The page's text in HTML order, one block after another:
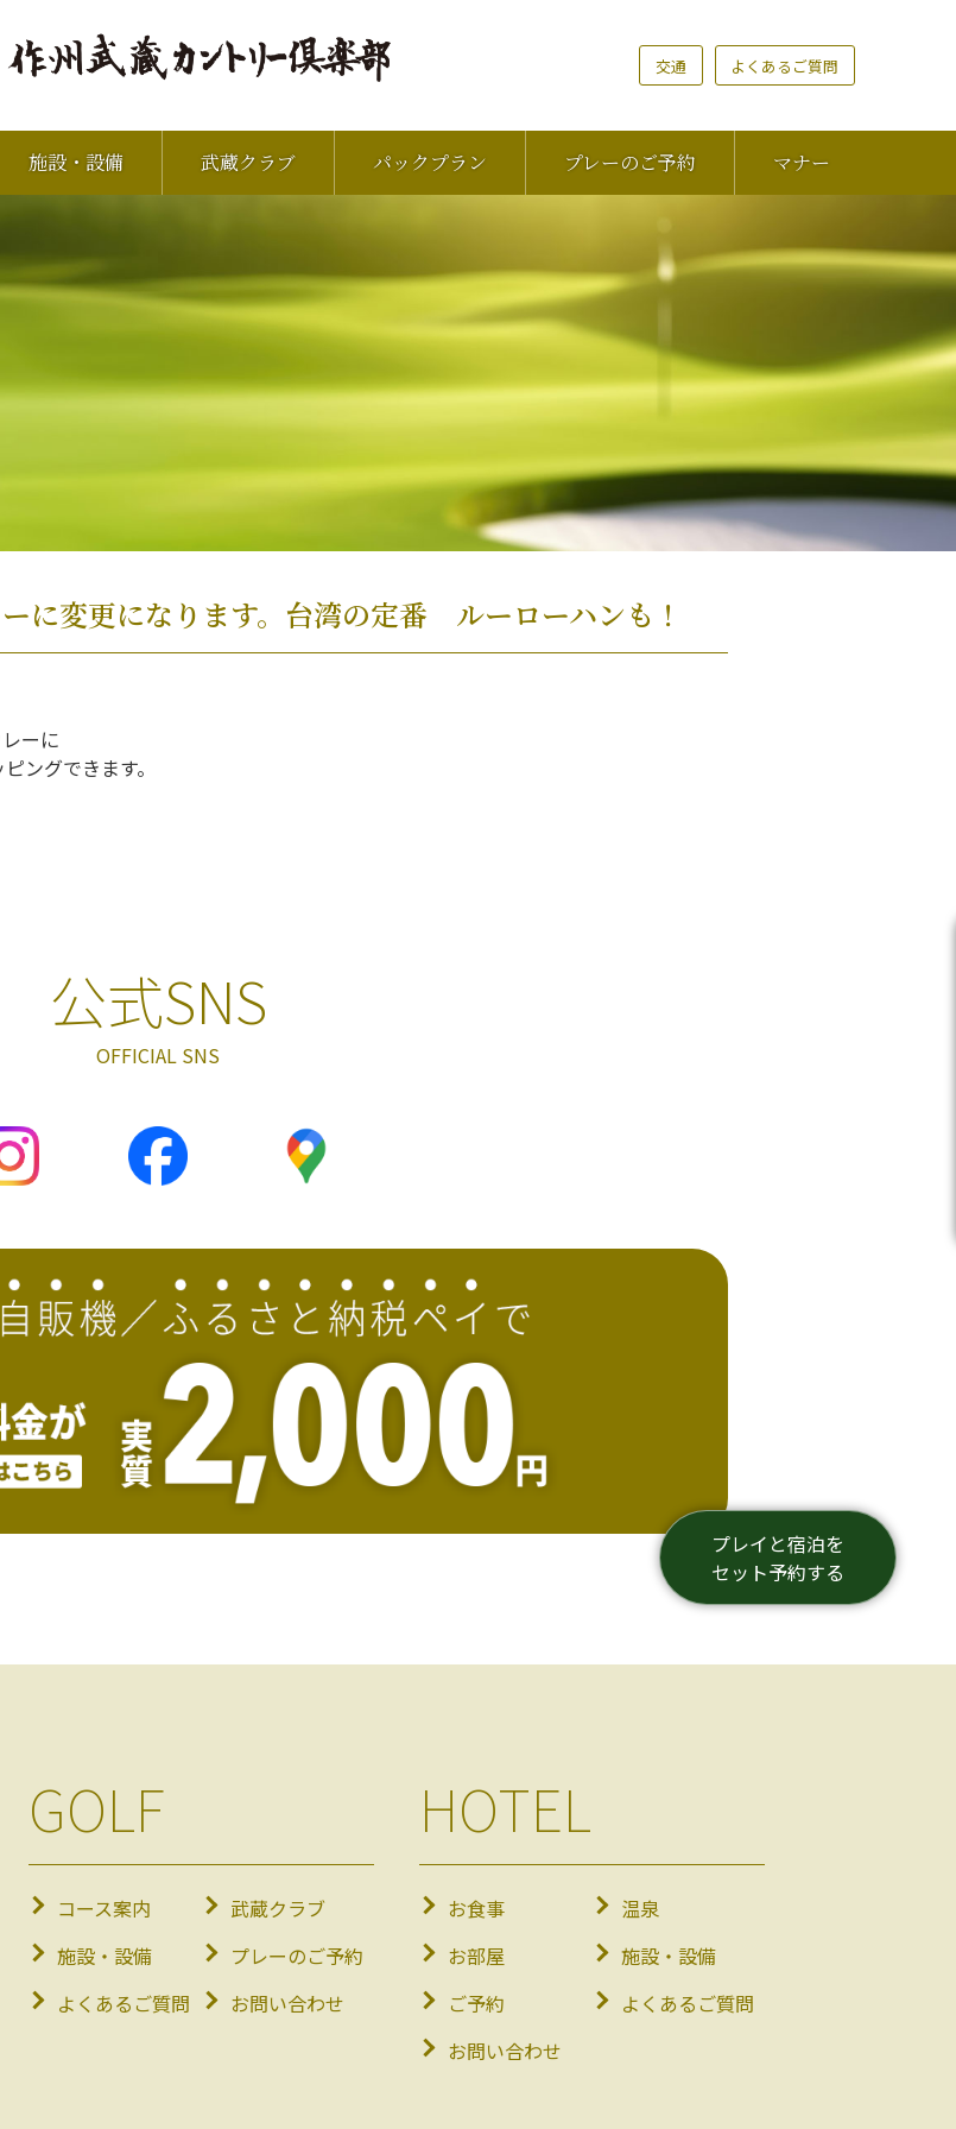
交通
よくあるご質問
施設・設備 武蔵クラブ パックプラン プレーのご予約 マナー
に変更になります。台湾の定番 ルーローハンも！
ーに
ングできます。
公式SNS
OFFICIAL SNS
プレイと宿泊を
セット予約する
GOLF
コース案内
武蔵クラブ
施設・設備
プレーのご予約
よくあるご質問
お問い合わせ
HOTEL
お食事
温泉
お部屋
施設・設備
ご予約
よくあるご質問
お問い合わせ